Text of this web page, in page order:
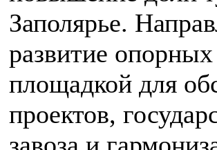
Заполярье.
развитие
площадкой для
проектов,